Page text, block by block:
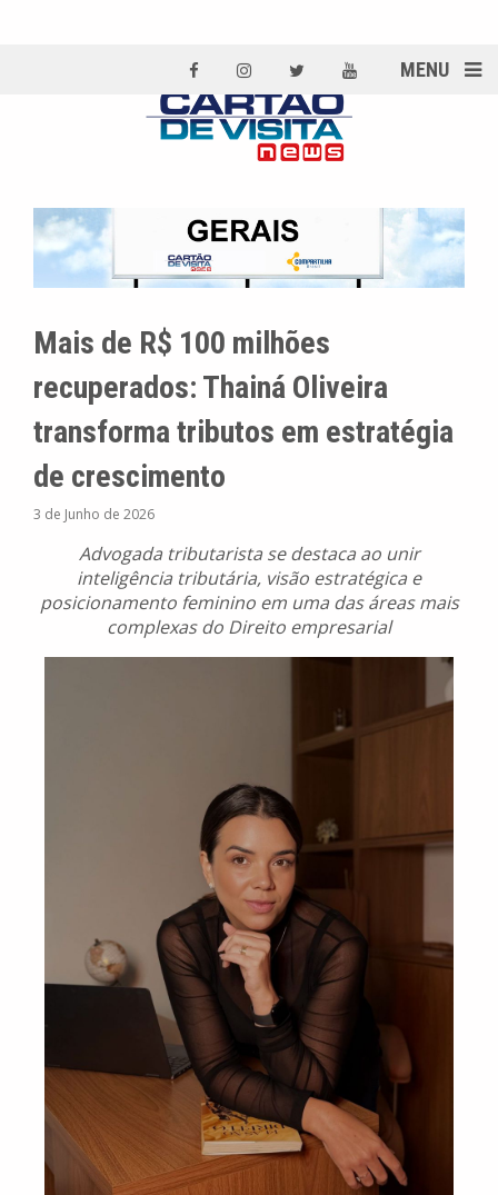
MENU
Mais de R$ 100 milhões
recuperados: Thainá Oliveira
transforma tributos em estratégia
de crescimento
3 de Junho de 2026
Advogada tributarista se destaca ao unir
inteligência tributária, visão estratégica e
posicionamento feminino em uma das áreas mais
complexas do Direito empresarial